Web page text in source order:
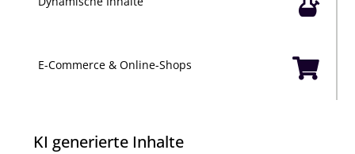


E-Commerce & Online-Shops
KI generierte Inhalte